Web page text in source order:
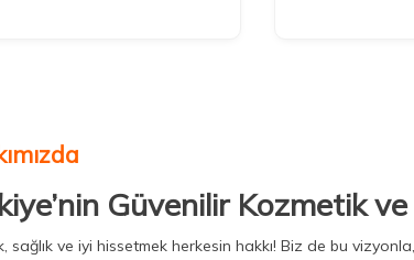
Güvenilir Kozmetik
sağlık ve iyi hissetmek herkesin hakkı! Biz de bu